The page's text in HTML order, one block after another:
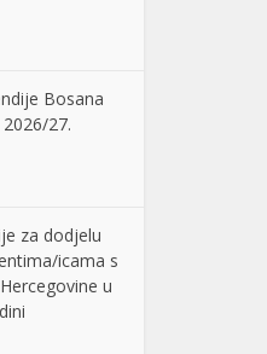
Bosana
27.
za dodjelu
icama s
u